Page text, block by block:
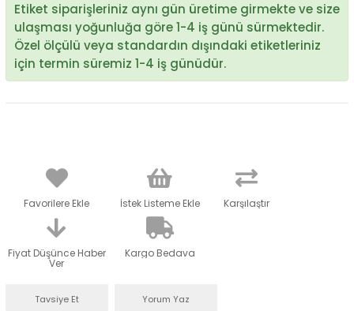
Etiket siparişleriniz aynı gün üretime girmekte ve size
ulaşması yoğunluğa göre 1-4 iş günü sürmektedir.
Özel ölçülü veya standardın dışındaki etiketleriniz
için termin süremiz 1-4 iş günüdür.
Favorilere Ekle İstek Listeme Ekle Karşılaştır
Fiyat Düşünce Haber
Ver
Kargo Bedava
Tavsiye Et Yorum Yaz